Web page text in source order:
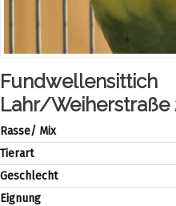
Fundwellensittich
Lahr/Weiherstraße
Rasse/ Mix
Tierart
Geschlecht
Eignung